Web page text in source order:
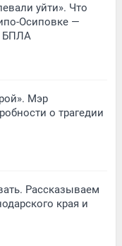
уйти». Что
Осиповке —
БПЛА
Мэр
о трагедии
Рассказываем
края и